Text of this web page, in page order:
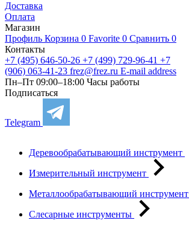
Доставка
Оплата
Магазин
Профиль Корзина 0 Favorite 0 Сравнить 0
Контакты
+7 (495) 646-50-26 +7 (499) 729-96-41 +7
(906) 063-41-23 frez@frez.ru E-mail address
Пн–Пт 09:00–18:00 Часы работы
Подписаться
Telegram
Деревообрабатывающий инструмент
Измерительный инструмент
Металлообрабатывающий инструмент
Слесарные инструменты